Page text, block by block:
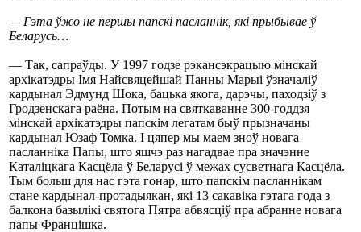
— Гэта ўжо не першы папскі пасланнік, які прыбывае ў
Беларусь…
— Так, сапраўды. У 1997 годзе рэкансэкрацыю мінскай
архікатэдры Імя Найсвяцейшай Панны Марыі ўзначаліў
кардынал Эдмунд Шока, бацька якога, дарэчы, паходзіў з
Гродзенскага раёна. Потым на святкаванне 300-годдзя
мінскай архікатэдры папскім легатам быў прызначаны
кардынал Юзаф Томка. І цяпер мы маем зноў новага
пасланніка Папы, што яшчэ раз нагадвае пра значэнне
Каталіцкага Касцёла ў Беларусі ў межах сусветнага Касцёла.
Тым больш для нас гэта гонар, што папскім пасланнікам
стане кардынал-протадыякан, які 13 сакавіка гэтага года з
балкона базылікі святога Пятра абвясціў пра абранне новага
папы Францішка.